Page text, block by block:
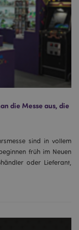
die Messe aus, die
sind in vollem
früh im Neuen
oder Lieferant,
Adobe Inc.
www.puckator.de
.www.puckator.de